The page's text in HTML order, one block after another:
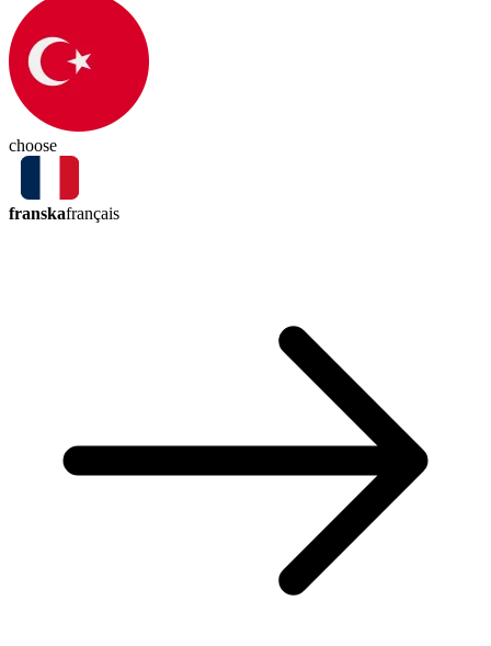
choose
franskafrançais